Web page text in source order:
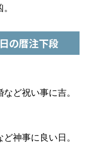
の暦注下段
ど祝い事に吉。
神事に良い日。